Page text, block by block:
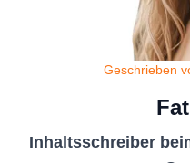
Geschrieben
Inhaltsschreiber